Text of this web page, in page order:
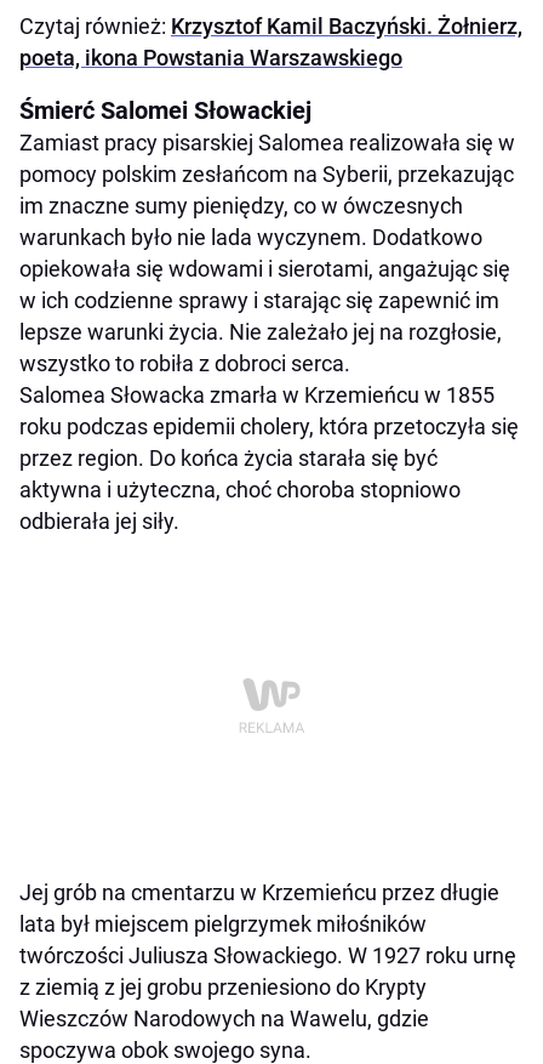
Czytaj również: Krzysztof Kamil Baczyński. Żołnierz,
poeta, ikona Powstania Warszawskiego
Śmierć Salomei Słowackiej
Zamiast pracy pisarskiej Salomea realizowała się w
pomocy polskim zesłańcom na Syberii, przekazując
im znaczne sumy pieniędzy, co w ówczesnych
warunkach było nie lada wyczynem. Dodatkowo
opiekowała się wdowami i sierotami, angażując się
w ich codzienne sprawy i starając się zapewnić im
lepsze warunki życia. Nie zależało jej na rozgłosie,
wszystko to robiła z dobroci serca.
Salomea Słowacka zmarła w Krzemieńcu w 1855
roku podczas epidemii cholery, która przetoczyła się
przez region. Do końca życia starała się być
aktywna i użyteczna, choć choroba stopniowo
odbierała jej siły.
Jej grób na cmentarzu w Krzemieńcu przez długie
lata był miejscem pielgrzymek miłośników
twórczości Juliusza Słowackiego. W 1927 roku urnę
z ziemią z jej grobu przeniesiono do Krypty
Wieszczów Narodowych na Wawelu, gdzie
spoczywa obok swojego syna.